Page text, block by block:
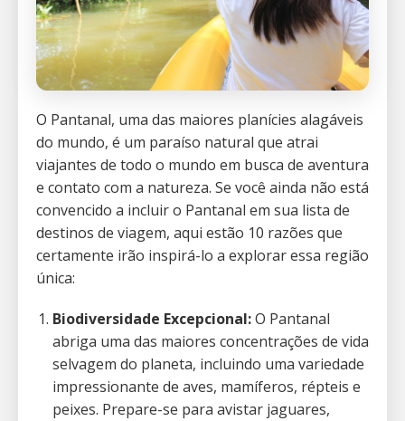
O Pantanal, uma das maiores planícies alagáveis
do mundo, é um paraíso natural que atrai
viajantes de todo o mundo em busca de aventura
e contato com a natureza. Se você ainda não está
convencido a incluir o Pantanal em sua lista de
destinos de viagem, aqui estão 10 razões que
certamente irão inspirá-lo a explorar essa região
única:
Biodiversidade Excepcional:O Pantanal
abriga uma das maiores concentrações de vida
selvagem do planeta, incluindo uma variedade
impressionante de aves, mamíferos, répteis e
peixes. Prepare-se para avistar jaguares,